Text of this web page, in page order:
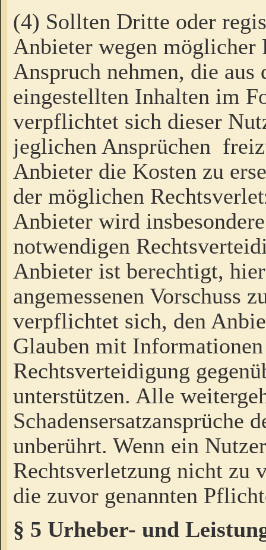
(4) Sollten Dritte oder
Anbieter wegen möglicher
Anspruch nehmen, die
eingestellten Inhalten im
verpflichtet sich dieser
jeglichen Ansprüchen
Anbieter die Kosten zu
der möglichen
Anbieter wird
notwendigen
Anbieter ist berechtigt,
angemessenen Vorschuss
verpflichtet sich, den
Glauben mit
Rechtsverteidigung
unterstützen. Alle
Schadensersatzansprüche
unberührt. Wenn ein
Rechtsverletzung nicht zu
die zuvor genannten
§ 5 Urheber- und